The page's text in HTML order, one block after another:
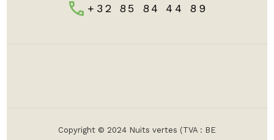
+32 85 84 44 89
Copyright © 2024 Nuits vertes (TVA : BE